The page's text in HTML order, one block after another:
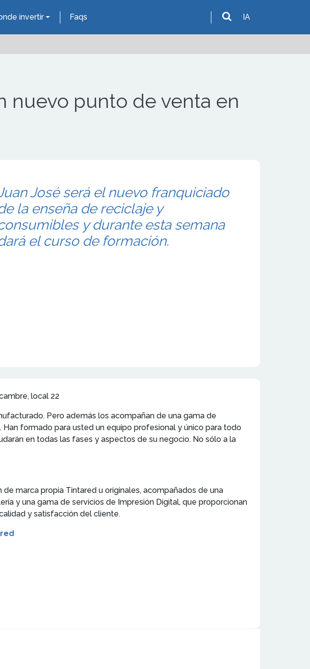
invertir Faqs IA
nuevo punto de venta en
José será el nuevo franquiciado
la enseña de reciclaje y
y durante esta semana
el curso de formación.
local 22
Pero además los acompañan de una gama de
formado para usted un equipo profesional y único para todo
en todas las fases y aspectos de su negocio. No sólo a la
marca propia Tintared u originales, acompañados de una
y una gama de servicios de Impresión Digital, que proporcionan
y satisfacción del cliente.